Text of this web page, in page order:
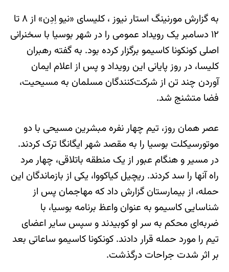
به گزارش مورنینگ استار نیوز ، کلیسای «نیو اِدِن» از ۸ تا
۱۲ دسامبر یک رویداد عمومی را در شهر بوسیا با سخنرانی
اصلی کونکونا کاسیمو برگزار کرده بود. به گفته رهبران
کلیسا، در روز پایانی این رویداد و پس از اعلام ایمان
آوردن چند تن از شرکت‌کنندگان مسلمان به مسیحیت،
فضا متشنج شد.
عصر همان روز، تیم چهار نفره مبشرین مسیحی با دو
موتورسیکلت بوسیا را به مقصد شهر ایگانگا ترک کردند.
در مسیر و هنگام عبور از یک منطقه باتلاقی، چهار مرد
راه آنها را سد کردند. ریچیل کیاکووا، یکی از بازماندگان این
حمله، از بیمارستان گزارش داد که مهاجمان پس از
شناسایی کاسیمو به عنوان واعظ برنامه بوسیا، با
ضربه‌ای محکم به سر او کوبیدند و سپس سایر اعضای
تیم را مورد حمله قرار دادند. کونکونا کاسیمو ساعاتی بعد
بر اثر شدت جراحات درگذشت.